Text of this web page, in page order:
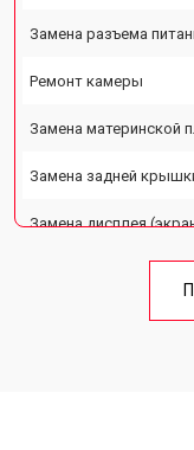
Замена разъема
Ремонт камеры
Замена материнской
Замена задней
Замена дисплея
Замена кнопки